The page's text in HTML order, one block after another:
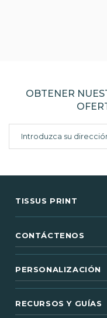
OBTENER
TISSUS PRINT
CONTÁCTENOS
PERSONALIZACIÓN
RECURSOS Y GUÍAS